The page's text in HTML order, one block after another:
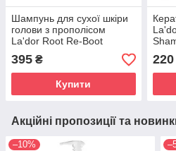
Шампунь для сухої шкіри
голови з прополісом
La'dor Root Re-Boot
Vitalizing Shampoo
(Propolis&Citron) 300 ml
395 ₴
Купити
220
Акційні пропозиції та
–10%